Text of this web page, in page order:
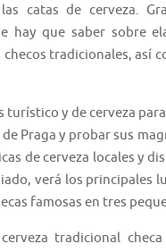
catas de cerveza.
hay que saber sobre
tradicionales, así
turístico y de cerveza
Praga y probar sus
de cerveza locales y
verá los principales
famosas en tres
tradicional